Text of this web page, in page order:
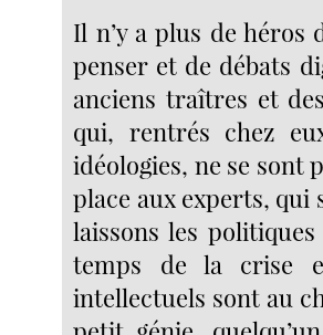
Il n’y a plus de héros
penser et de débats
anciens traîtres et
qui, rentrés chez
idéologies, ne se sont
place aux experts, qui
laissons les
temps de la crise
intellectuels sont au